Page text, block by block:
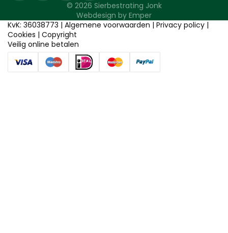
© 2026 Sierbestrating Jonk
Webdesign by Emper
KvK: 36038773 | Algemene voorwaarden | Privacy policy |
Cookies | Copyright
Veilig online betalen